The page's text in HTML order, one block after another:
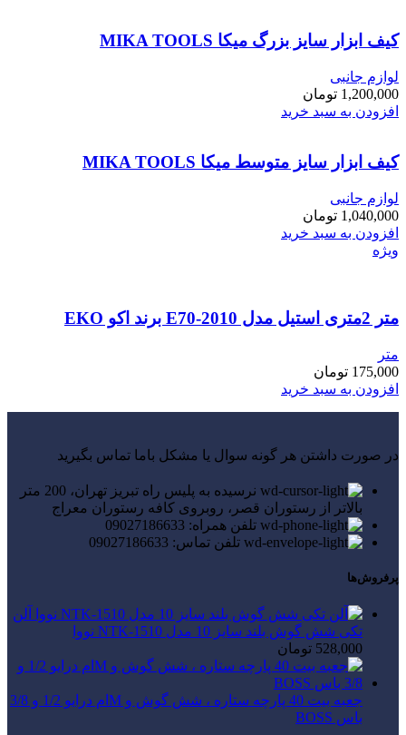
کیف ابزار سایز بزرگ میکا MIKA TOOLS
لوازم جانبی
1,200,000 تومان
افزودن به سبد خرید
کیف ابزار سایز متوسط میکا MIKA TOOLS
لوازم جانبی
1,040,000 تومان
افزودن به سبد خرید
ویژه
متر 2متری استیل مدل E70-2010 برند اکو EKO
متر
175,000 تومان
افزودن به سبد خرید
در صورت داشتن هر گونه سوال یا مشکل باما تماس بگیرید
نرسیده به پلیس راه تبریز تهران، 200 متر
بالاتر از رستوران قصر، روبروی کافه رستوران معراج
تلفن همراه: 09027186633
تلفن تماس: 09027186633
پرفروش‌ها
آلن
تکی شش گوش بلند سایز 10 مدل NTK-1510 نووا
528,000 تومان
جعبه بیت 40 پارچه ستاره ، شش گوش و Mام درایو 1/2 و 3/8
باس BOSS